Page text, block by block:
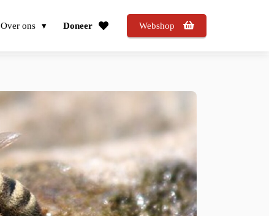
Over ons Doneer Webshop